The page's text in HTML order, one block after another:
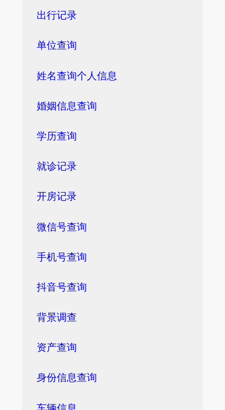
出行记录
单位查询
姓名查询个人信息
婚姻信息查询
学历查询
就诊记录
开房记录
微信号查询
手机号查询
抖音号查询
背景调查
资产查询
身份信息查询